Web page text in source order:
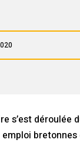
s’est